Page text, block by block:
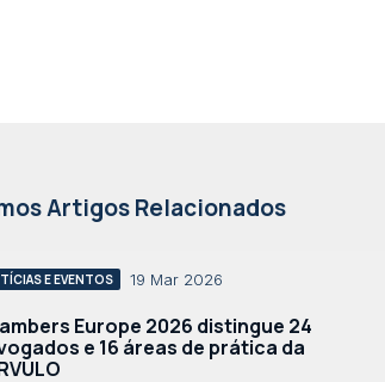
Artigos Relacionados
E EVENTOS 19 Mar 2026
Europe 2026 distingue 24
e 16 áreas de prática da